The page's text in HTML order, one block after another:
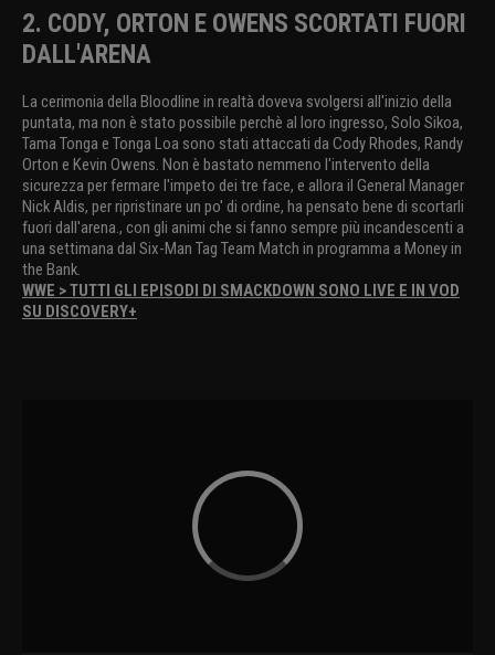
2. CODY, ORTON E OWENS SCORTATI FUORI
DALL'ARENA
La cerimonia della Bloodline in realtà doveva svolgersi all'inizio della
puntata, ma non è stato possibile perchè al loro ingresso, Solo Sikoa,
Tama Tonga e Tonga Loa sono stati attaccati da Cody Rhodes, Randy
Orton e Kevin Owens. Non è bastato nemmeno l'intervento della
sicurezza per fermare l'impeto dei tre face, e allora il General Manager
Nick Aldis, per ripristinare un po' di ordine, ha pensato bene di scortarli
fuori dall'arena., con gli animi che si fanno sempre più incandescenti a
una settimana dal Six-Man Tag Team Match in programma a Money in
the Bank.
WWE > TUTTI GLI EPISODI DI SMACKDOWN SONO LIVE E IN VOD
SU DISCOVERY+